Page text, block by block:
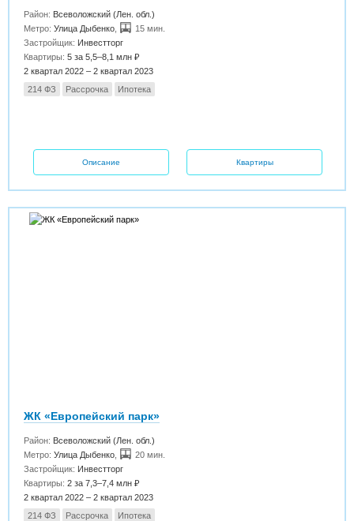
Район: Всеволожский (Лен. обл.)
Метро: Улица Дыбенко
15 мин.
Застройщик: Инвестторг
Квартиры:5 за 5,5–8,1 млн ₽
2 квартал 2022 – 2 квартал 2023
214 ФЗ
Рассрочка Ипотека
Описание Квартиры
ЖК «Европейский парк»
Район: Всеволожский (Лен. обл.)
Метро: Улица Дыбенко
20 мин.
Застройщик: Инвестторг
Квартиры:2 за 7,3–7,4 млн ₽
2 квартал 2022 – 2 квартал 2023
214 ФЗ
Рассрочка Ипотека